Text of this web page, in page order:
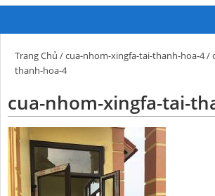
Trang Chủ /cua-nhom-xingfa-tai-thanh-hoa-4/
thanh-hoa-4
cua-nhom-xingfa-tai-